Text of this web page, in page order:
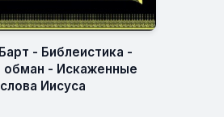
- Библеистика -
обман - Искаженные
слова Иисуса